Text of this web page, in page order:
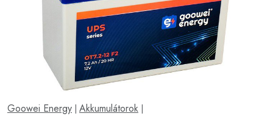
Goowei Energy Akkumulátorok